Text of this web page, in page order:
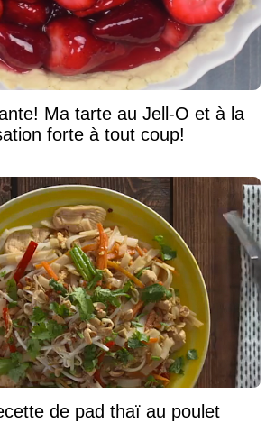
Ma tarte au Jell-O et à la
forte à tout coup!
de pad thaï au poulet